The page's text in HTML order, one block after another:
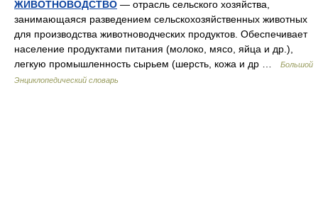
ЖИВОТНОВОДСТВО — отрасль сельского хозяйства,
занимающаяся разведением сельскохозяйственных животных
для производства животноводческих продуктов. Обеспечивает
население продуктами питания (молоко, мясо, яйца и др.),
легкую промышленность сырьем (шерсть, кожа и др …
Большой
Энциклопедический словарь